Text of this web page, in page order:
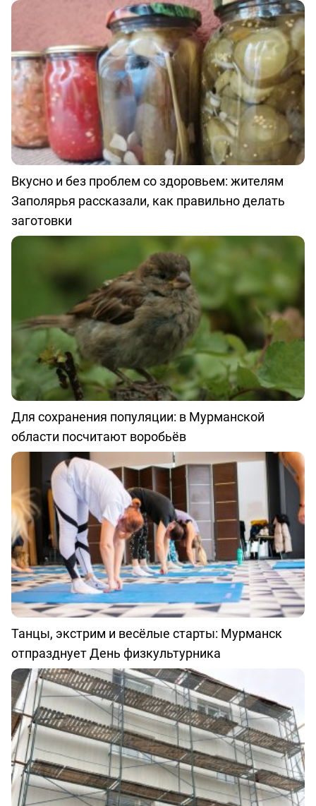
Вкусно и без проблем со здоровьем: жителям
Заполярья рассказали, как правильно делать
заготовки
Для сохранения популяции: в Мурманской
области посчитают воробьёв
Танцы, экстрим и весёлые старты: Мурманск
отпразднует День физкультурника